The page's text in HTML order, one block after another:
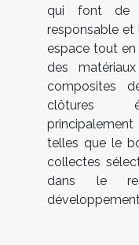
qui font de
responsable
espace tout
des
composites
clôtures
principalement
telles que le
collectes
dans le